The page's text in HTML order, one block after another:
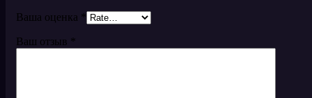
Ваша оценка *
Ваш отзыв *